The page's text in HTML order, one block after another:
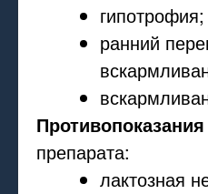
гипотрофия;
ранний
Противопоказания
препарата:
лактозная